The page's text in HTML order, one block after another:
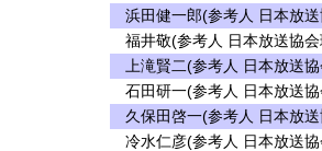
浜田健一郎(参考人 日本放
福井敬(参考人 日本放送協会
上滝賢二(参考人 日本放送協
石田研一(参考人 日本放送協
久保田啓一(参考人 日本放
冷水仁彦(参考人 日本放送協